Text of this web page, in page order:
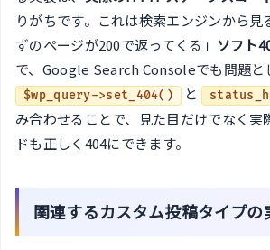
りがちです。これは検索エンジンから見
ずのページが200で返ってくる」 ソフト
で、Google Search Consoleでも問題と
$wp_query->set_404() と
み合わせることで、見た目だけでなく実
ドも正しく404にできます。
関連するカスタム投稿タイプの